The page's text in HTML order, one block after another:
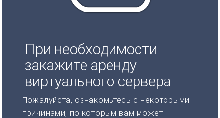
При необходимости
закажите аренду
виртуального сервера
Пожалуйста, ознакомьтесь с некоторыми
причинами, по которым вам может